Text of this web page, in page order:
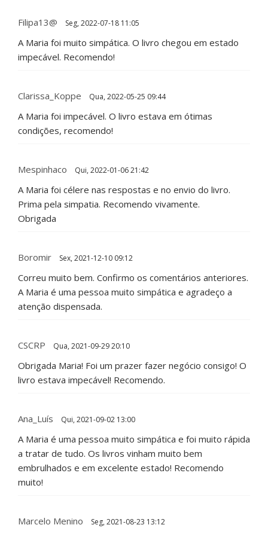
Filipa13@ Seg, 2022-07-18 11:05
A Maria foi muito simpática. O livro chegou em estado
impecável. Recomendo!
Clarissa_Koppe Qua, 2022-05-25 09:44
A Maria foi impecável. O livro estava em ótimas
condições, recomendo!
Mespinhaco Qui, 2022-01-06 21:42
A Maria foi célere nas respostas e no envio do livro.
Prima pela simpatia. Recomendo vivamente.
Obrigada
Boromir Sex, 2021-12-10 09:12
Correu muito bem. Confirmo os comentários anteriores.
A Maria é uma pessoa muito simpática e agradeço a
atenção dispensada.
CSCRP Qua, 2021-09-29 20:10
Obrigada Maria! Foi um prazer fazer negócio consigo! O
livro estava impecável! Recomendo.
Ana_Luís Qui, 2021-09-02 13:00
A Maria é uma pessoa muito simpática e foi muito rápida
a tratar de tudo. Os livros vinham muito bem
embrulhados e em excelente estado! Recomendo
muito!
Marcelo Menino Seg, 2021-08-23 13:12